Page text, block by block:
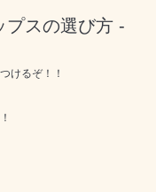
プスの選び方 -
けるぞ！！